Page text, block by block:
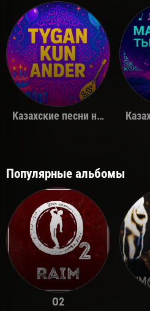
Казахские песни на день рождения
Популярные альбомы
O2